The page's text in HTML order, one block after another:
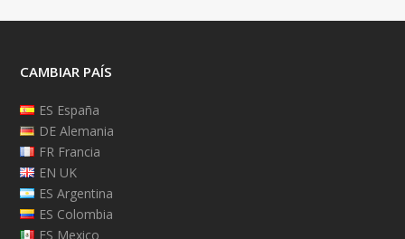
CAMBIAR PAÍS
ES España
DE Alemania
FR Francia
EN UK
ES Argentina
ES Colombia
ES Mexico